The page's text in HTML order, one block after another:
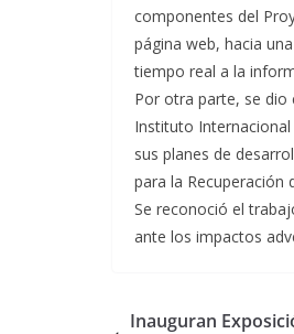
componentes del
página web, hacia
tiempo real a la
Por otra parte, se dio
Instituto
sus planes de
para la Recuperación
Se reconoció el
ante los impactos
Inauguran